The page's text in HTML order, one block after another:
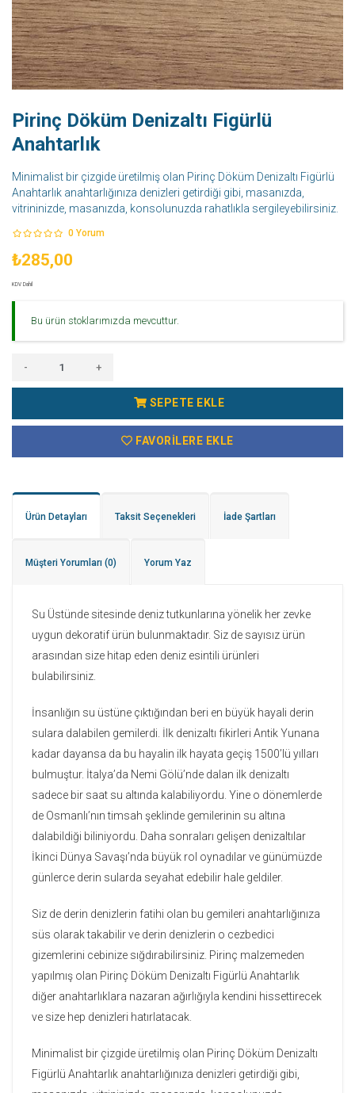
Pirinç Döküm Denizaltı Figürlü
Anahtarlık
Minimalist bir çizgide üretilmiş olan Pirinç Döküm Denizaltı Figürlü
Anahtarlık anahtarlığınıza denizleri getirdiği gibi, masanızda,
vitrininizde, masanızda, konsolunuzda rahatlıkla sergileyebilirsiniz.
0 Yorum
₺285,00
KDV Dahil
Bu ürün stoklarımızda mevcuttur.
- +
SEPETE EKLE
FAVORILERE EKLE
Ürün Detayları Taksit Seçenekleri İade Şartları
Müşteri Yorumları (0) Yorum Yaz
Su Üstünde sitesinde deniz tutkunlarına yönelik her zevke
uygun dekoratif ürün bulunmaktadır. Siz de sayısız ürün
arasından size hitap eden deniz esintili ürünleri
bulabilirsiniz.
İnsanlığın su üstüne çıktığından beri en büyük hayali derin
sulara dalabilen gemilerdi. İlk denizaltı fikirleri Antik Yunana
kadar dayansa da bu hayalin ilk hayata geçiş 1500’lü yılları
bulmuştur. İtalya’da Nemi Gölü’nde dalan ilk denizaltı
sadece bir saat su altında kalabiliyordu. Yine o dönemlerde
de Osmanlı’nın timsah şeklinde gemilerinin su altına
dalabildiği biliniyordu. Daha sonraları gelişen denizaltılar
İkinci Dünya Savaşı’nda büyük rol oynadılar ve günümüzde
günlerce derin sularda seyahat edebilir hale geldiler.
Siz de derin denizlerin fatihi olan bu gemileri anahtarlığınıza
süs olarak takabilir ve derin denizlerin o cezbedici
gizemlerini cebinize sığdırabilirsiniz. Pirinç malzemeden
yapılmış olan Pirinç Döküm Denizaltı Figürlü Anahtarlık
diğer anahtarlıklara nazaran ağırlığıyla kendini hissettirecek
ve size hep denizleri hatırlatacak.
Minimalist bir çizgide üretilmiş olan Pirinç Döküm Denizaltı
Figürlü Anahtarlık anahtarlığınıza denizleri getirdiği gibi,